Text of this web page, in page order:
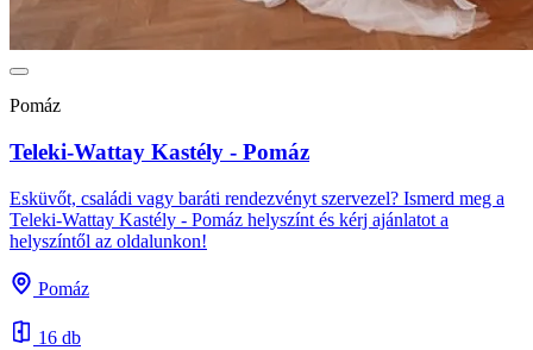
Pomáz
Teleki-Wattay Kastély - Pomáz
Esküvőt, családi vagy baráti rendezvényt szervezel? Ismerd meg a
Teleki-Wattay Kastély - Pomáz helyszínt és kérj ajánlatot a
helyszíntől az oldalunkon!
Pomáz
16 db